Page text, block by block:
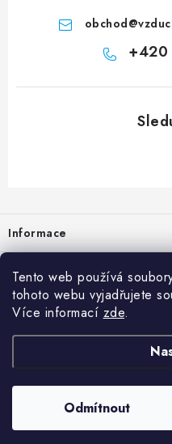
Tento web používá
tohoto webu vyjadřujete
Více informací zde.
Odmítnout
obchod@
+420
Informace
Prodejna
Rady a tipy
Nastavil tým